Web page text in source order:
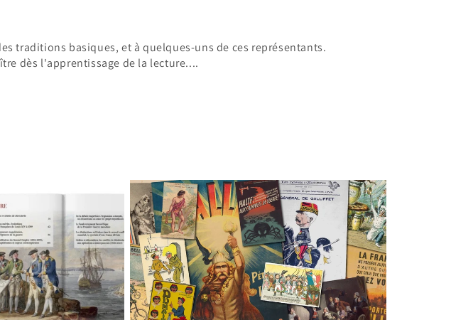
traditions basiques, et à quelques-uns de ces représentants.
dès l'apprentissage de la lecture....